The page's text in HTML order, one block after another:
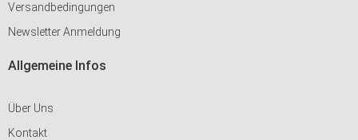
Versandbedingungen
Newsletter Anmeldung
Allgemeine Infos
Über Uns
Kontakt